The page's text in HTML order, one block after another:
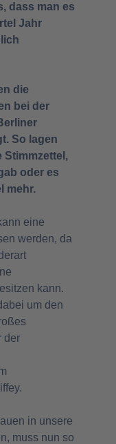
dass man es
Jahr
die
bei der
So lagen
Stimmzettel,
oder es
mehr.
eine
werden, da
kann.
um den
der
in unsere
muss nun so